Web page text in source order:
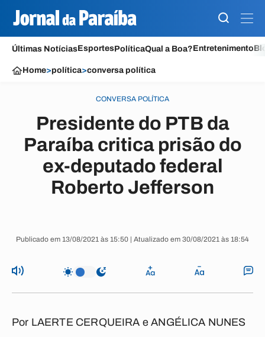
Últimas NotíciasEsportesPolíticaQual a Boa?Entretenimento
Home>política>conversa política
CONVERSA POLÍTICA
Presidente do PTB da
Paraíba critica prisão do
ex-deputado federal
Roberto Jefferson
Publicado em 13/08/2021 às 15:50 | Atualizado em 30/08/2021 às 18:54
Por LAERTE CERQUEIRA e ANGÉLICA NUNES